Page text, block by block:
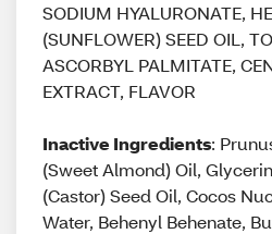
SODIUM HYALURONATE,
(SUNFLOWER) SEED OIL,
ASCORBYL PALMITATE,
EXTRACT, FLAVOR
Inactive Ingredients:
(Sweet Almond) Oil,
(Castor) Seed Oil, Cocos
Water, Behenyl Behenate,